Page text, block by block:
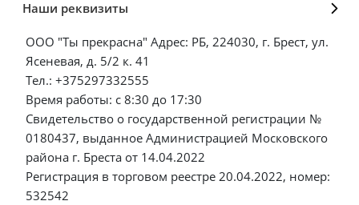
Наши реквизиты
ООО "Ты прекрасна" Адрес: РБ, 224030, г. Брест, ул.
Ясеневая, д. 5/2 к. 41
Тел.: +375297332555
Время работы: с 8:30 до 17:30
Свидетельство о государственной регистрации №
0180437, выданное Администрацией Московского
района г. Бреста от 14.04.2022
Регистрация в торговом реестре 20.04.2022, номер:
532542